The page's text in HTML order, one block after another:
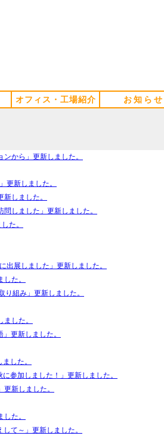
オフィス・工場紹介 お知らせ
から」更新しました。
更新しました。
しました。
しました」更新しました。
た。
出展しました」更新しました。
た。
組み」更新しました。
した。
更新しました。
した。
参加しました！」更新しました。
新しました。
た。
て～」更新しました。